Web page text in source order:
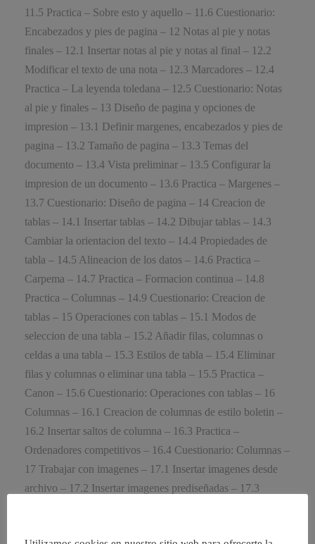
11.5 Practica – Sobre esto y aquello – 11.6 Cuestionario:
Encabezados y pies de pagina – 12 Notas al pie y notas
finales – 12.1 Insertar notas al pie y notas al final – 12.2
Modificar el texto de una nota – 12.3 Marcadores – 12.4
Practica – La leyenda toledana – 12.5 Cuestionario: Notas
al pie y finales – 13 Diseño de pagina y opciones de
impresion – 13.1 Definir margenes, encabezados y pies de
pagina – 13.2 Tamaño de pagina – 13.3 Temas del
documento – 13.4 Vista preliminar – 13.5 Configurar la
impresion de un documento – 13.6 Practica – Margenes –
13.7 Cuestionario: Diseño de pagina – 14 Creacion de
tablas – 14.1 Insertar tablas – 14.2 Dibujar tablas – 14.3
Cambiar la orientacion del texto – 14.4 Propiedades de
tabla – 14.5 Alineacion de los datos – 14.6 Practica –
Carpema – 14.7 Practica – Formacion continua – 14.8
Practica – Columnas – 14.9 Cuestionario: Creacion de
tablas – 15 Operaciones con tablas – 15.1 Modos de
seleccion de una tabla – 15.2 Añadir filas, columnas o
celdas a una tabla – 15.3 Estilos de tabla – 15.4 Eliminar
filas y columnas o eliminar una tabla – 15.5 Practica –
Canon – 15.6 Cuestionario: Operaciones con tablas – 16
Columnas – 16.1 Creacion de columnas de estilo boletin –
16.2 Insertar saltos de columna – 16.3 Practica –
Ordenadores competitivos – 16.4 Cuestionario: Columnas –
17 Trabajar con imagenes – 17.1 Insertar imagenes desde
archivo – 17.2 Insertar imagenes prediseñadas – 17.3